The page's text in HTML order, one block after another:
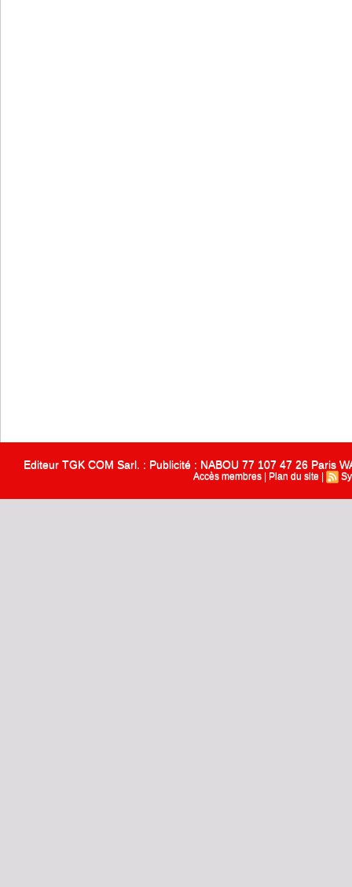
Editeur TGK COM Sarl. : Publicité : NABOU 77 107 47 26 Paris
Accès membres Plan du site